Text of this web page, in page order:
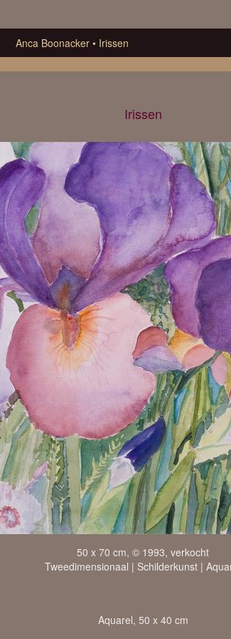
Anca Boonacker Irissen
Irissen
50 x 70 cm, © 1993, verkocht
Tweedimensionaal | Schilderkunst |
Aquarel, 50 x 40 cm